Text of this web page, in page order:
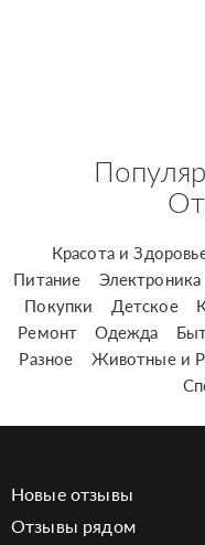
Красота и
Питание
Электроника
Покупки
Детское
Ремонт
Одежда
Разное
Животные и
Новые отзывы
Отзывы рядом